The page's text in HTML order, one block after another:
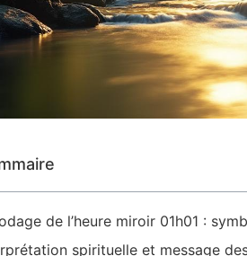
de l’heure miroir 01h01 :
spirituelle et message